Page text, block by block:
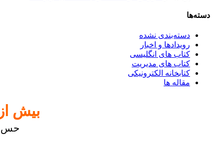
دسته‌ها
دسته‌بندی نشده
رویدادها و اخبار
کتاب های انگلیسی
کتاب های مدیریت
کتابخانه الکترونیکی
مقاله ها
بیش از 40.000
حس